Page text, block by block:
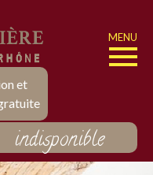
et
MENU
indisponible